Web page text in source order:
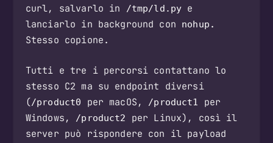
curl, salvarlo in
/tmp/ld.py e
lanciarlo in background con
nohup .
Stesso copione.
Tutti e tre i percorsi contattano lo
stesso C2 ma su endpoint diversi
(/product0 per macOS, /product1
per
Windows,
/product2
per Linux), così il
server può rispondere con il payload